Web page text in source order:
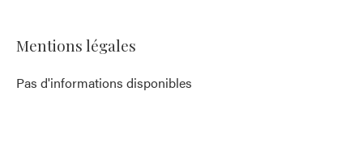
Mentions légales
Pas d'informations disponibles